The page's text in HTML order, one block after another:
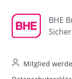
BHE
Mitglied